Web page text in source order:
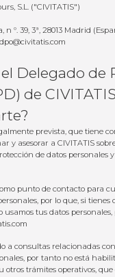
S.L. ("CIVITATIS")
n º. 39, 3ª, 28013 Madrid
dpo@civitatis.com
el Delegado de
de
prevista, que tiene
y asesorar a CIVITATIS
de datos personales
punto de contacto para
por lo que, si
usamos tus datos
a consultas relacionadas
por tanto no está
otros trámites operativos,